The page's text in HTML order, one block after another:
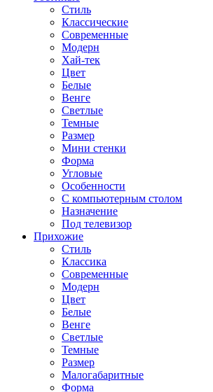
Стиль
Классические
Современные
Модерн
Хай-тек
Цвет
Белые
Венге
Светлые
Темные
Размер
Мини стенки
Форма
Угловые
Особенности
С компьютерным столом
Назначение
Под телевизор
Прихожие
Стиль
Классика
Современные
Модерн
Цвет
Белые
Венге
Светлые
Темные
Размер
Малогабаритные
Форма